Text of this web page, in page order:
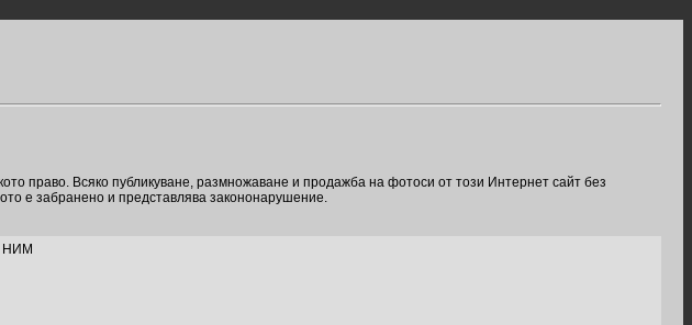
право. Всяко публикуване, размножаване и продажба на фотоси от този Интернет сайт без
е забранено и представлява закононарушение.
НИМ